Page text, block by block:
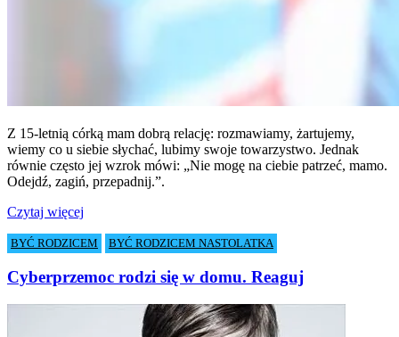
Z 15-letnią córką mam dobrą relację: rozmawiamy, żartujemy,
wiemy co u siebie słychać, lubimy swoje towarzystwo. Jednak
równie często jej wzrok mówi: „Nie mogę na ciebie patrzeć, mamo.
Odejdź, zagiń, przepadnij.”.
Czytaj więcej
BYĆ RODZICEM BYĆ RODZICEM NASTOLATKA
Cyberprzemoc rodzi się w domu. Reaguj